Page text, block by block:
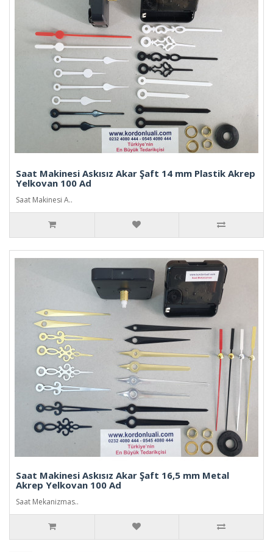
Saat Makinesi Askısız Akar Şaft 14 mm Plastik Akrep
Yelkovan 100 Ad
Saat Makinesi A..
Saat Makinesi Askısız Akar Şaft 16,5 mm Metal
Akrep Yelkovan 100 Ad
Saat Mekanizmas..